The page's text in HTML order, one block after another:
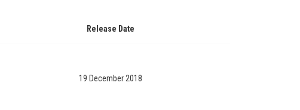
Release Date
19 December 2018